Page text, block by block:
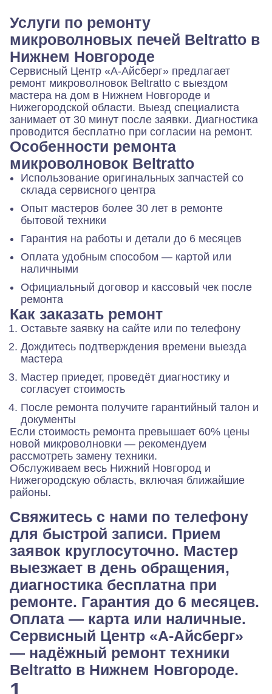
Услуги по ремонту
микроволновых печей Beltratto в
Нижнем Новгороде
Сервисный Центр «А-Айсберг» предлагает
ремонт микроволновок Beltratto с выездом
мастера на дом в Нижнем Новгороде и
Нижегородской области. Выезд специалиста
занимает от 30 минут после заявки. Диагностика
проводится бесплатно при согласии на ремонт.
Особенности ремонта
микроволновок Beltratto
Использование оригинальных запчастей со
склада сервисного центра
Опыт мастеров более 30 лет в ремонте
бытовой техники
Гарантия на работы и детали до 6 месяцев
Оплата удобным способом — картой или
наличными
Официальный договор и кассовый чек после
ремонта
Как заказать ремонт
Оставьте заявку на сайте или по телефону
Дождитесь подтверждения времени выезда
мастера
Мастер приедет, проведёт диагностику и
согласует стоимость
После ремонта получите гарантийный талон и
документы
Если стоимость ремонта превышает 60% цены
новой микроволновки — рекомендуем
рассмотреть замену техники.
Обслуживаем весь Нижний Новгород и
Нижегородскую область, включая ближайшие
районы.
Свяжитесь с нами по телефону
для быстрой записи. Прием
заявок круглосуточно. Мастер
выезжает в день обращения,
диагностика бесплатна при
ремонте. Гарантия до 6 месяцев.
Оплата — карта или наличные.
Сервисный Центр «А-Айсберг»
— надёжный ремонт техники
Beltratto в Нижнем Новгороде.